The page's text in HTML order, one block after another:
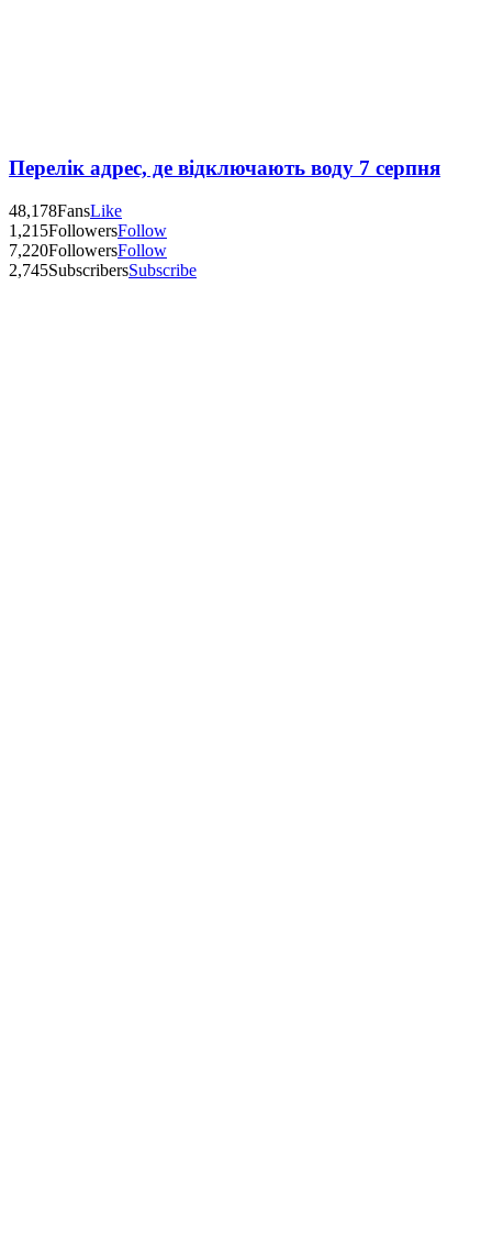
Перелік адрес, де відключають воду 7 серпня
48,178FansLike
1,215FollowersFollow
7,220FollowersFollow
2,745SubscribersSubscribe